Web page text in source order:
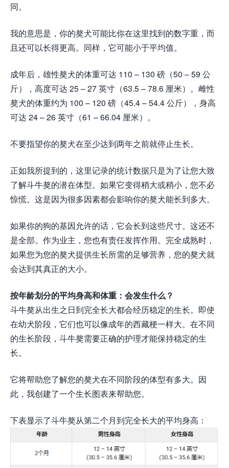
同。
我的意思是，你的獒犬可能比你在这里找到的数字重，而
且还可以长得更高。同样，它可能小于平均值。
成年后，雄性獒犬的体重可达 110 – 130 磅（50 – 59 公
斤），高度可达 25 – 27 英寸（63.5 – 78.6 厘米）。雌性
獒犬的体重约为 100 – 120 磅（45.4 – 54.4 公斤），身高
可达 24 – 26 英寸（61 – 66.04 厘米）。
不要指望你的獒犬在至少达到两年之前就停止生长。
正如我所提到的，这里记录的统计数据只是为了让您大致
了解斗牛獒的潜在体型。如果它变得稍大或稍小，您不必
惊慌。这是因为很多因素都会影响你的獒犬能长到多大。
如果你的狗的基因允许的话，它会长到这些尺寸。这还不
是全部。作为业主，您也有责任发挥作用。完全成熟时，
如果您为您的獒犬提供生长所需的足够营养，您的獒犬就
会达到其真正的大小。
按年龄划分的平均身高和体重：会发生什么？
斗牛獒从出生之日到完全长大都会经历稳定的生长。即使
在幼犬阶段，它们也可以像成年的西藏梗一样大。在不同
的生长阶段，斗牛獒需要正确的护理才能保持稳定的生
长。
它将帮助您了解您的獒犬在不同阶段的体型有多大。因
此，我创建了一个生长图表来帮助您。
下表显示了斗牛獒从第二个月到完全长大的平均身高：